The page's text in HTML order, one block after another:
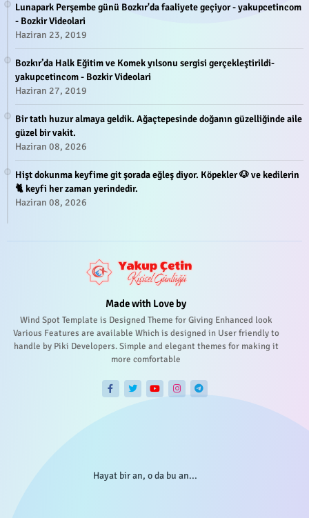
Lunapark Perşembe günü Bozkır'da faaliyete geçiyor - yakupcetincom
- Bozkir Videolari
Haziran 23, 2019
Bozkır’da Halk Eğitim ve Komek yılsonu sergisi gerçekleştirildi-
yakupcetincom - Bozkir Videolari
Haziran 27, 2019
Bir tatlı huzur almaya geldik. Ağaçtepesinde doğanın güzelliğinde aile
güzel bir vakit.
Haziran 08, 2026
Hişt dokunma keyfime git şorada eğleş diyor. Köpekler 🐶 ve kedilerin
🐈 keyfi her zaman yerindedir.
Haziran 08, 2026
Made with Love by
Wind Spot Template is Designed Theme for Giving Enhanced look
Various Features are available Which is designed in User friendly to
handle by Piki Developers. Simple and elegant themes for making it
more comfortable
Hayat bir an, o da bu an...